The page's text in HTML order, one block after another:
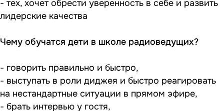
- тех, хочет обрести уверенность в себе и развить
лидерские качества
Чему обучатся дети в школе радиоведущих?
- говорить правильно и быстро,
- выступать в роли диджея и быстро реагировать
на нестандартные ситуации в прямом эфире,
- брать интервью у гостя,